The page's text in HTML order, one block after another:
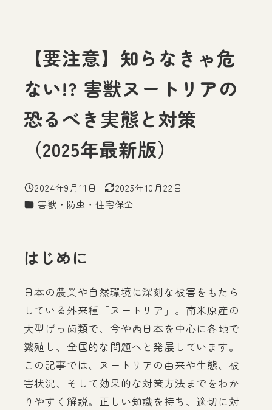
【要注意】知らなきゃ危
ない!? 害獣ヌートリアの
恐るべき実態と対策
（2025年最新版）
投稿日
2024年9月11日
更新日
2025年10月22日
カテゴリー
害獣・防虫・住宅保全
はじめに
日本の農業や自然環境に深刻な被害をもたら
している外来種「ヌートリア」。南米原産の
大型げっ歯類で、今や西日本を中心に各地で
繁殖し、全国的な問題へと発展しています。
この記事では、ヌートリアの由来や生態、被
害状況、そして効果的な対策方法までをわか
りやすく解説。正しい知識を持ち、適切に対